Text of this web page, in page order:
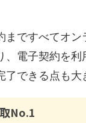
まですべてオ
、電子契約を利
できる点も大
No.1